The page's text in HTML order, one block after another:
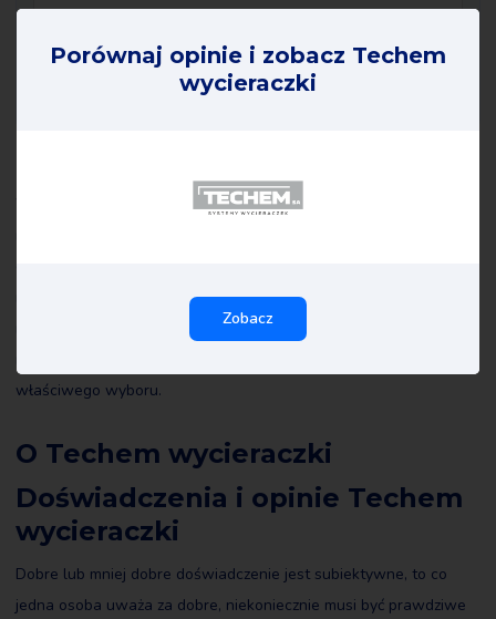
Wszystkie recenzje Techem wycieraczki na Review Gorilla są
nikogo innego i dlatego odzwierciedlają doświadczenia
recenzenta. Przeczytaj wszystkie opinie o Techem wycieraczki, a
właściwego wyboru.
O Techem wycieraczki
Doświadczenia i opinie Techem
wycieraczki
Dobre lub mniej dobre doświadczenie jest subiektywne, to co
jedna osoba uważa za dobre, niekoniecznie musi być prawdziwe
Porównaj opinie i zobacz Techem
wycieraczki
Zobacz